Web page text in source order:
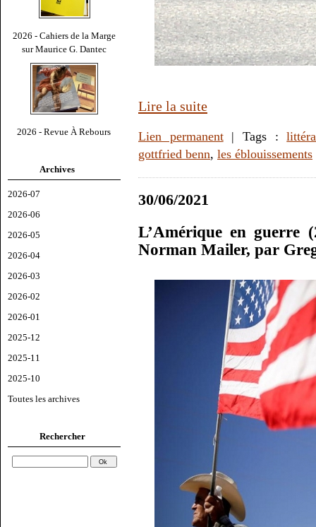
2026 - Cahiers de la Marge
sur Maurice G. Dantec
2026 - Revue À Rebours
Archives
2026-07
2026-06
2026-05
2026-04
2026-03
2026-02
2026-01
2025-12
2025-11
2025-10
Toutes les archives
Rechercher
Lire la suite
Lien permanent| Tags :
gottfried benn, les éblouissements
30/06/2021
L’Amérique en guerre
Norman Mailer, par